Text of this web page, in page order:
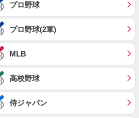
プロ野球
プロ野球(2軍)
MLB
高校野球
侍ジャパン